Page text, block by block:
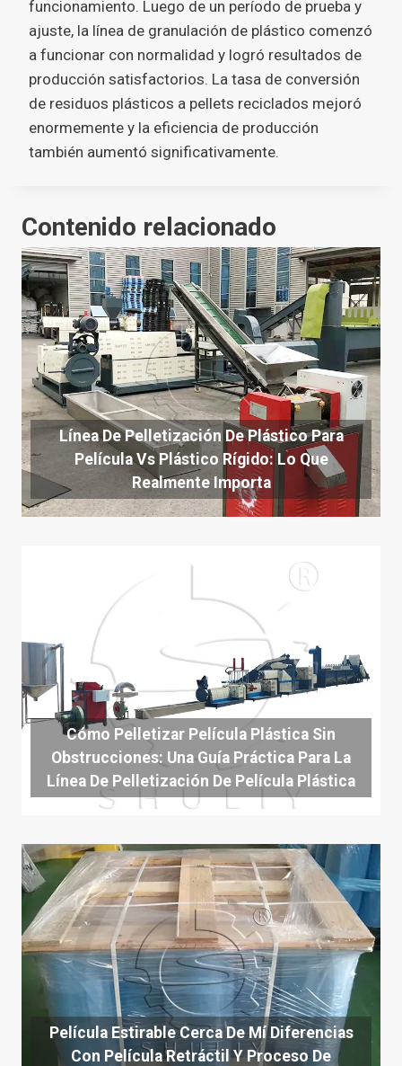
funcionamiento. Luego de un período de prueba y
ajuste, la línea de granulación de plástico comenzó
a funcionar con normalidad y logró resultados de
producción satisfactorios. La tasa de conversión
de residuos plásticos a pellets reciclados mejoró
enormemente y la eficiencia de producción
también aumentó significativamente.
Contenido relacionado
Línea De Pelletización De Plástico Para
Película Vs Plástico Rígido: Lo Que
Realmente Importa
Cómo Pelletizar Película Plástica Sin
Obstrucciones: Una Guía Práctica Para La
Línea De Pelletización De Película Plástica
Película Estirable Cerca De Mí Diferencias
Con Película Retráctil Y Proceso De